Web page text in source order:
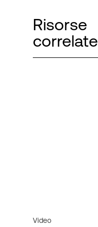
Risorse
correlate
Video